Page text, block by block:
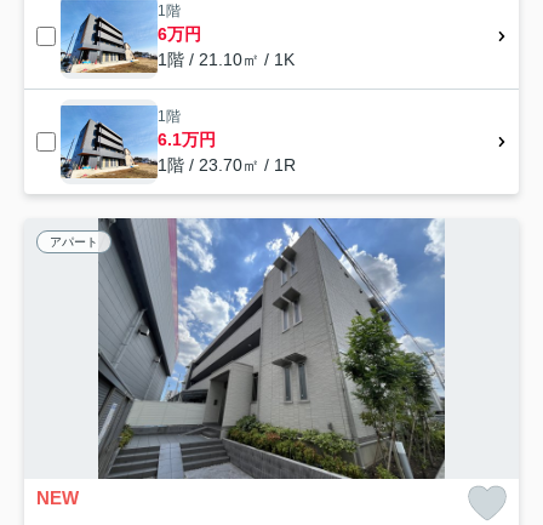
1階
6万円
1階 / 21.10㎡ / 1K
1階
6.1万円
1階 / 23.70㎡ / 1R
アパート
NEW